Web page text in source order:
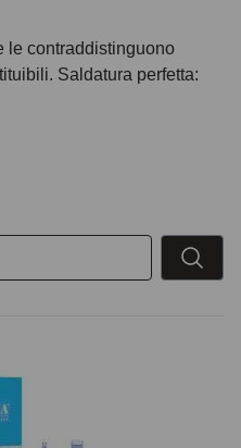
le contraddistinguono
Saldatura perfetta: